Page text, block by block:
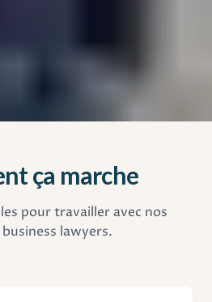
ça marche
pour travailler avec nos
lawyers.